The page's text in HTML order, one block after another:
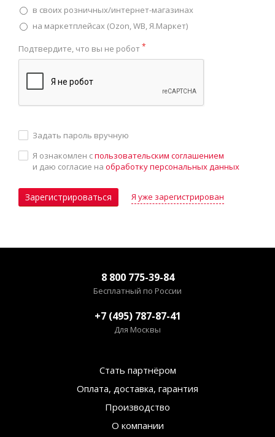
в своих розничных/интернет-магазинах
на маркетплейсах (Ozon, WB, Я.Маркет)
Подтвердите, что вы не робот*
Задать пароль вручную
Я ознакомлен спользовательским соглашением
и даю согласие на обработку персональных данных
Зарегистрироваться Я уже зарегистрирован
8 800 775-39-84
Бесплатный по России
+7 (495) 787-87-41
Для Москвы
Стать партнёром
Оплата, доставка, гарантия
Производство
О компании